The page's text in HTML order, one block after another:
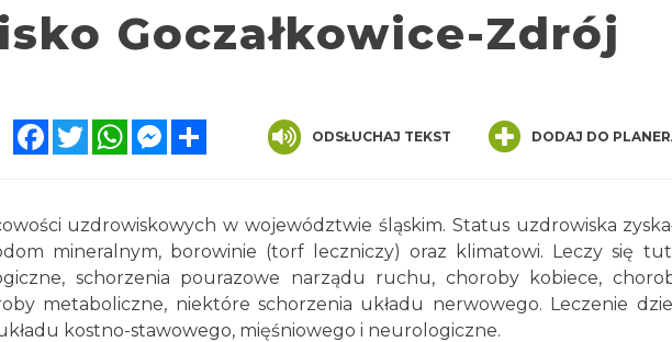
Goczałkowice-Zdrój
FacebookTwitterWhatsAppMessenger ODSŁUCHAJ TEKST DODAJ DO
uzdrowiskowych w województwie śląskim. Status uzdrowiska
mineralnym, borowinie (torf leczniczy) oraz klimatowi. Leczy się
schorzenia pourazowe narządu ruchu, choroby kobiece,
metaboliczne, niektóre schorzenia układu nerwowego. Leczenie
kostno-stawowego, mięśniowego i neurologiczne.